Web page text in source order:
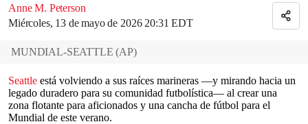
Anne M. Peterson
Miércoles, 13 de mayo de 2026 20:31 EDT
MUNDIAL-SEATTLE (AP)
Seattle está volviendo a sus raíces marineras —y mirando hacia un
legado duradero para su comunidad futbolística— al crear una
zona flotante para aficionados y una cancha de fútbol para el
Mundial de este verano.